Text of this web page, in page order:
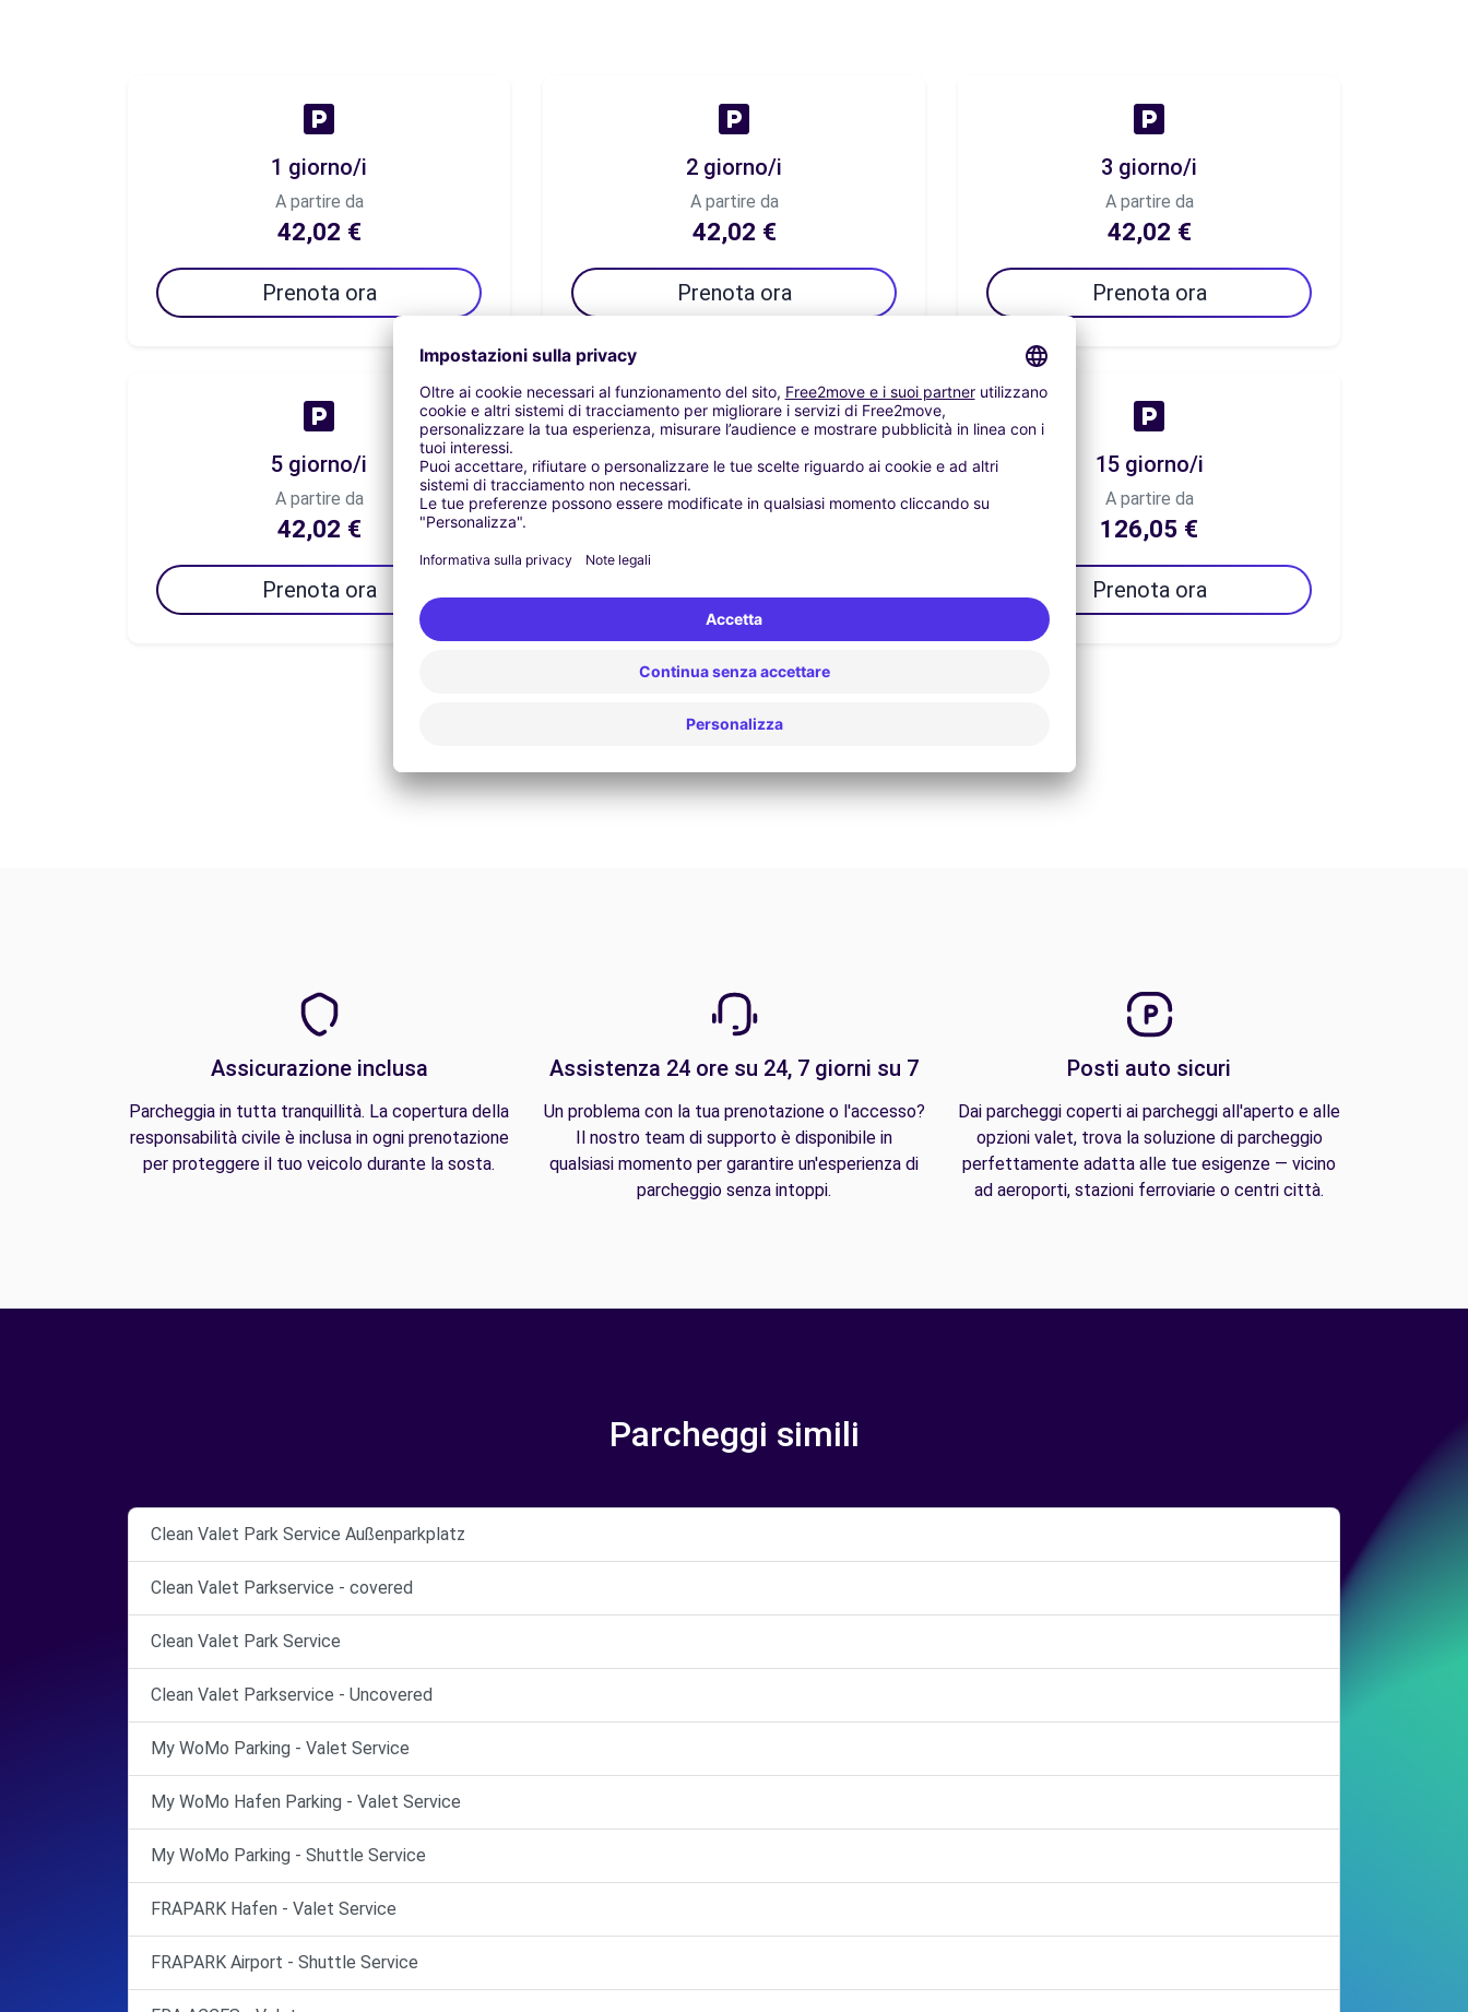
1 giorno/i
A partire da
42,02 €
Prenota ora
2 giorno/i
A partire da
42,02 €
Prenota ora
3 giorno/i
A partire da
42,02 €
Prenota ora
5 giorno/i
A partire da
42,02 €
Prenota ora
7 giorno/i
A partire da
15 giorno/i
A partire da
126,05 €
Prenota ora
Assicurazione inclusa
Parcheggia in tutta tranquillità. La copertura della
responsabilità civile è inclusa in ogni prenotazione
per proteggere il tuo veicolo durante la sosta.
Assistenza 24 ore su 24, 7 giorni su 7
Un problema con la tua prenotazione o l'accesso?
Il nostro team di supporto è disponibile in
qualsiasi momento per garantire un'esperienza di
parcheggio senza intoppi.
Posti auto sicuri
Dai parcheggi coperti ai parcheggi all'aperto e alle
opzioni valet, trova la soluzione di parcheggio
perfettamente adatta alle tue esigenze — vicino
ad aeroporti, stazioni ferroviarie o centri città.
Parcheggi simili
Clean Valet Park Service Außenparkplatz
Clean Valet Parkservice - covered
Clean Valet Park Service
Clean Valet Parkservice - Uncovered
My WoMo Parking - Valet Service
My WoMo Hafen Parking - Valet Service
My WoMo Parking - Shuttle Service
FRAPARK Hafen - Valet Service
FRAPARK Airport - Shuttle Service